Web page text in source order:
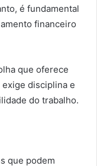
é fundamental
financeiro
que oferece
disciplina e
do trabalho.
que podem